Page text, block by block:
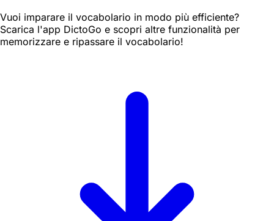
Vuoi imparare il vocabolario in modo più efficiente?
Scarica l'app DictoGo e scopri altre funzionalità per
memorizzare e ripassare il vocabolario!